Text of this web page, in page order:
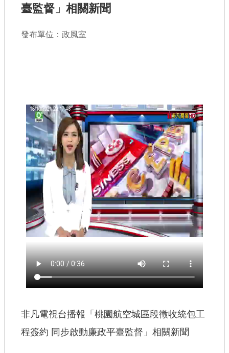
廉政平臺專區
桃園市政府
常見問答
工務局
市政信箱
網站導覽
【網站安全政策】
【隱私權政策】
【政府網站資料開放宣告】
臺監督」相關新聞
發布單位：政風室
非凡電視台播報「桃園航空城區段徵收統包工
程簽約 同步啟動廉政平臺監督」相關新聞